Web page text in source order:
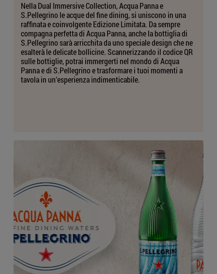
Nella Dual Immersive Collection, Acqua Panna e
S.Pellegrino le acque del fine dining, si uniscono in una
raffinata e coinvolgente Edizione Limitata. Da sempre
compagna perfetta di Acqua Panna, anche la bottiglia di
S.Pellegrino sarà arricchita da uno speciale design che ne
esalterà le delicate bollicine. Scannerizzando il codice QR
sulle bottiglie, potrai immergerti nel mondo di Acqua
Panna e di S.Pellegrino e trasformare i tuoi momenti a
tavola in un’esperienza indimenticabile.